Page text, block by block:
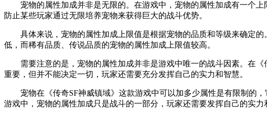
宠物的属性加成并非是无限的。在游戏中，宠物的属性加成有一个上
防止某些玩家通过无限培养宠物来获得巨大的战斗优势。
具体来说，宠物的属性加成上限值是根据宠物的品质和等级来确定的
低，而稀有品质、传说品质的宠物的属性加成上限值较高。
需要注意的是，宠物的属性加成并非是游戏中唯一的战斗因素。在《
重要，但并不能决定一切，玩家还需要充分发挥自己的实力和智慧。
宠物在《传奇SF神威镇域》这款游戏中可以加多少属性是有限制的，
游戏中，宠物的属性加成只是战斗的一部分，玩家还需要发挥自己的实力